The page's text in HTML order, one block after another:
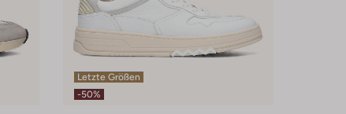
Letzte Größen
-50%